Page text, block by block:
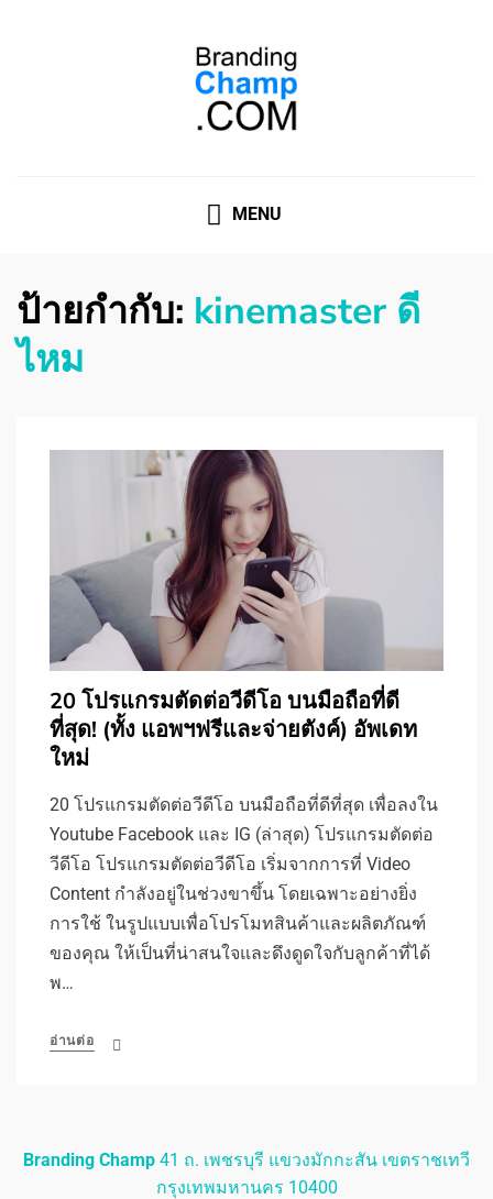
MENU
ป้ายกำกับ: kinemaster ดี
ไหม
20 โปรแกรมตัดต่อวีดีโอ บนมือถือที่ดี
ที่สุด! (ทั้ง แอพฯฟรีและจ่ายตังค์) อัพเดท
ใหม่
20 โปรแกรมตัดต่อวีดีโอ บนมือถือที่ดีที่สุด เพื่อลงใน
Youtube Facebook และ IG (ล่าสุด) โปรแกรมตัดต่อ
วีดีโอ โปรแกรมตัดต่อวีดีโอ เริ่มจากการที่ Video
Content กำลังอยู่ในช่วงขาขึ้น โดยเฉพาะอย่างยิ่ง
การใช้ ในรูปแบบเพื่อโปรโมทสินค้าและผลิตภัณฑ์
ของคุณ ให้เป็นที่น่าสนใจและดึงดูดใจกับลูกค้าที่ได้
พ…
อ่านต่อ
Branding Champ 41 ถ. เพชรบุรี แขวงมักกะสัน เขตราชเทวี
กรุงเทพมหานคร 10400